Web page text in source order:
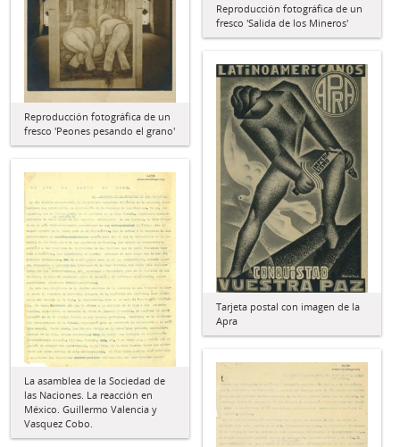
Reproducción fotográfica de un
fresco 'Salida de los Mineros'
Reproducción fotográfica de un
fresco 'Peones pesando el grano'
Tarjeta postal con imagen de la
Apra
La asamblea de la Sociedad de
las Naciones. La reacción en
México. Guillermo Valencia y
Vasquez Cobo.